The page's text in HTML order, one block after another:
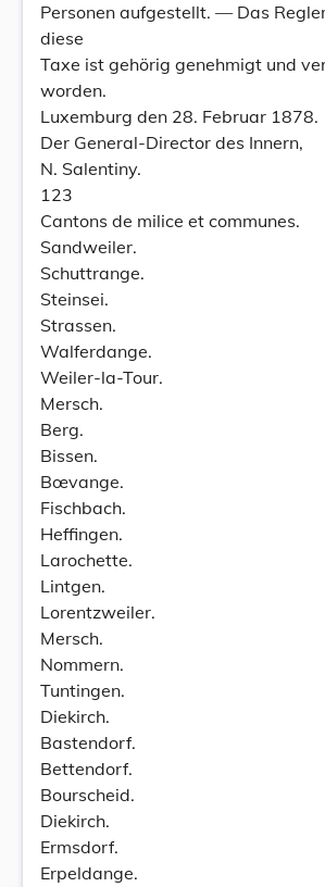
Personen aufgestellt. — Das
diese
Taxe ist gehörig genehmigt und
worden.
Luxemburg den 28. Februar 1878.
Der General-Director des Innern,
N. Salentiny.
123
Cantons de milice et communes.
Sandweiler.
Schuttrange.
Steinsei.
Strassen.
Walferdange.
Weiler-la-Tour.
Mersch.
Berg.
Bissen.
Bœvange.
Fischbach.
Heffingen.
Larochette.
Lintgen.
Lorentzweiler.
Mersch.
Nommern.
Tuntingen.
Diekirch.
Bastendorf.
Bettendorf.
Bourscheid.
Diekirch.
Ermsdorf.
Erpeldange.